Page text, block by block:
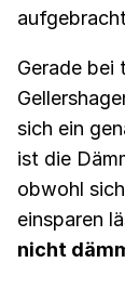
Gerade bei
sich ein
ist die
obwohl
einsparen
nicht